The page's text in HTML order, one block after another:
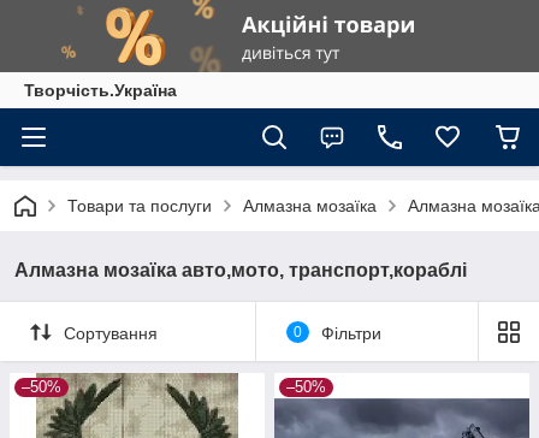
Творчість.Україна
Товари та послуги Алмазна мозаїка Алмазна
Алмазна мозаїка авто,мото, транспорт,кораблі
Сортування 0 Фільтри
–50% –50%